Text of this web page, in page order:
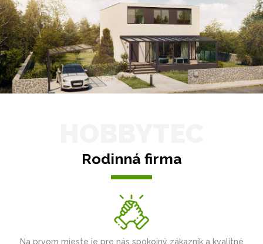
Rodinná firma
Na prvom mieste je pre nás spokojný zákazník a kvalitné